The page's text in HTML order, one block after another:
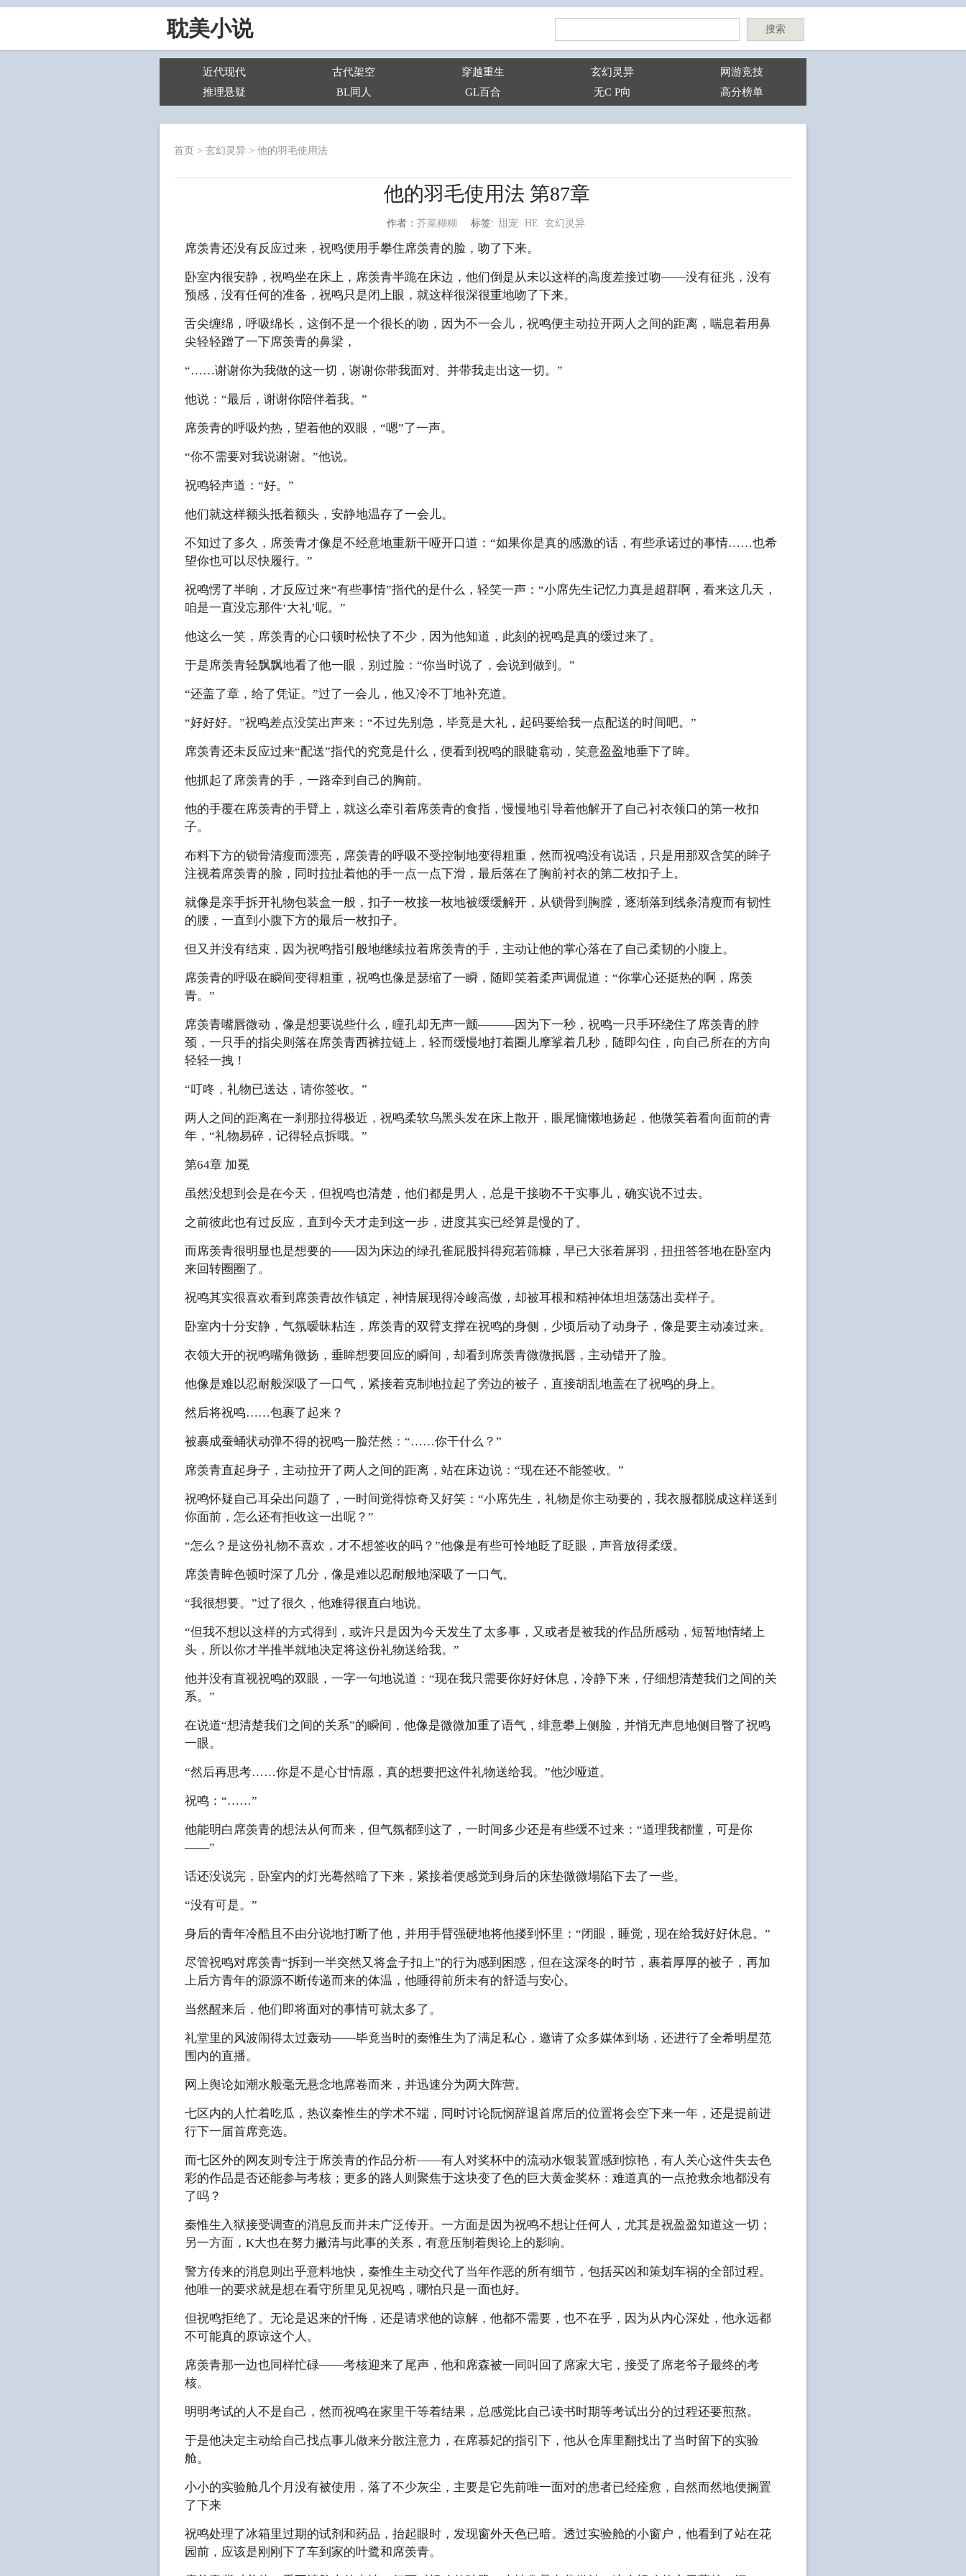
耽美小说 搜索
近代现代 古代架空 穿越重生 玄幻灵异
网游竞技
推理悬疑
BL同人 GL百合 无C P向 高分榜单
首页 > 玄幻灵异 > 他的羽毛使用法
他的羽毛使用法 第87章
作者： 芥菜糊糊 标签: 甜宠 HE 玄幻灵异
席羡青还没有反应过来，祝鸣便用手攀住席羡青的脸，吻了下来。
卧室内很安静，祝鸣坐在床上，席羡青半跪在床边，他们倒是从未以这样的高度差接过吻——没有征兆，没有
预感，没有任何的准备，祝鸣只是闭上眼，就这样很深很重地吻了下来。
舌尖缠绵，呼吸绵长，这倒不是一个很长的吻，因为不一会儿，祝鸣便主动拉开两人之间的距离，喘息着用鼻
尖轻轻蹭了一下席羡青的鼻梁，
“……谢谢你为我做的这一切，谢谢你带我面对、并带我走出这一切。”
他说：“最后，谢谢你陪伴着我。”
席羡青的呼吸灼热，望着他的双眼，“嗯”了一声。
“你不需要对我说谢谢。”他说。
祝鸣轻声道：“好。”
他们就这样额头抵着额头，安静地温存了一会儿。
不知过了多久，席羡青才像是不经意地重新干哑开口道：“如果你是真的感激的话，有些承诺过的事情……也希
望你也可以尽快履行。”
祝鸣愣了半晌，才反应过来“有些事情”指代的是什么，轻笑一声：“小席先生记忆力真是超群啊，看来这几天，
咱是一直没忘那件‘大礼’呢。”
他这么一笑，席羡青的心口顿时松快了不少，因为他知道，此刻的祝鸣是真的缓过来了。
于是席羡青轻飘飘地看了他一眼，别过脸：“你当时说了，会说到做到。”
“还盖了章，给了凭证。”过了一会儿，他又冷不丁地补充道。
“好好好。”祝鸣差点没笑出声来：“不过先别急，毕竟是大礼，起码要给我一点配送的时间吧。”
席羡青还未反应过来“配送”指代的究竟是什么，便看到祝鸣的眼睫翕动，笑意盈盈地垂下了眸。
他抓起了席羡青的手，一路牵到自己的胸前。
他的手覆在席羡青的手臂上，就这么牵引着席羡青的食指，慢慢地引导着他解开了自己衬衣领口的第一枚扣
子。
布料下方的锁骨清瘦而漂亮，席羡青的呼吸不受控制地变得粗重，然而祝鸣没有说话，只是用那双含笑的眸子
注视着席羡青的脸，同时拉扯着他的手一点一点下滑，最后落在了胸前衬衣的第二枚扣子上。
就像是亲手拆开礼物包装盒一般，扣子一枚接一枚地被缓缓解开，从锁骨到胸膛，逐渐落到线条清瘦而有韧性
的腰，一直到小腹下方的最后一枚扣子。
但又并没有结束，因为祝鸣指引般地继续拉着席羡青的手，主动让他的掌心落在了自己柔韧的小腹上。
席羡青的呼吸在瞬间变得粗重，祝鸣也像是瑟缩了一瞬，随即笑着柔声调侃道：“你掌心还挺热的啊，席羡
青。”
席羡青嘴唇微动，像是想要说些什么，瞳孔却无声一颤———因为下一秒，祝鸣一只手环绕住了席羡青的脖
颈，一只手的指尖则落在席羡青西裤拉链上，轻而缓慢地打着圈儿摩挲着几秒，随即勾住，向自己所在的方向
轻轻一拽！
“叮咚，礼物已送达，请你签收。”
两人之间的距离在一刹那拉得极近，祝鸣柔软乌黑头发在床上散开，眼尾慵懒地扬起，他微笑着看向面前的青
年，“礼物易碎，记得轻点拆哦。”
第64章 加冕
虽然没想到会是在今天，但祝鸣也清楚，他们都是男人，总是干接吻不干实事儿，确实说不过去。
之前彼此也有过反应，直到今天才走到这一步，进度其实已经算是慢的了。
而席羡青很明显也是想要的——因为床边的绿孔雀屁股抖得宛若筛糠，早已大张着屏羽，扭扭答答地在卧室内
来回转圈圈了。
祝鸣其实很喜欢看到席羡青故作镇定，神情展现得冷峻高傲，却被耳根和精神体坦坦荡荡出卖样子。
卧室内十分安静，气氛暧昧粘连，席羡青的双臂支撑在祝鸣的身侧，少顷后动了动身子，像是要主动凑过来。
衣领大开的祝鸣嘴角微扬，垂眸想要回应的瞬间，却看到席羡青微微抿唇，主动错开了脸。
他像是难以忍耐般深吸了一口气，紧接着克制地拉起了旁边的被子，直接胡乱地盖在了祝鸣的身上。
然后将祝鸣……包裹了起来？
被裹成蚕蛹状动弹不得的祝鸣一脸茫然：“……你干什么？”
席羡青直起身子，主动拉开了两人之间的距离，站在床边说：“现在还不能签收。”
祝鸣怀疑自己耳朵出问题了，一时间觉得惊奇又好笑：“小席先生，礼物是你主动要的，我衣服都脱成这样送到
你面前，怎么还有拒收这一出呢？”
“怎么？是这份礼物不喜欢，才不想签收的吗？”他像是有些可怜地眨了眨眼，声音放得柔缓。
席羡青眸色顿时深了几分，像是难以忍耐般地深吸了一口气。
“我很想要。”过了很久，他难得很直白地说。
“但我不想以这样的方式得到，或许只是因为今天发生了太多事，又或者是被我的作品所感动，短暂地情绪上
头，所以你才半推半就地决定将这份礼物送给我。”
他并没有直视祝鸣的双眼，一字一句地说道：“现在我只需要你好好休息，冷静下来，仔细想清楚我们之间的关
系。”
在说道“想清楚我们之间的关系”的瞬间，他像是微微加重了语气，绯意攀上侧脸，并悄无声息地侧目瞥了祝鸣
一眼。
“然后再思考……你是不是心甘情愿，真的想要把这件礼物送给我。”他沙哑道。
祝鸣：“……”
他能明白席羡青的想法从何而来，但气氛都到这了，一时间多少还是有些缓不过来：“道理我都懂，可是你
——”
话还没说完，卧室内的灯光蓦然暗了下来，紧接着便感觉到身后的床垫微微塌陷下去了一些。
“没有可是。”
身后的青年冷酷且不由分说地打断了他，并用手臂强硬地将他搂到怀里：“闭眼，睡觉，现在给我好好休息。”
尽管祝鸣对席羡青“拆到一半突然又将盒子扣上”的行为感到困惑，但在这深冬的时节，裹着厚厚的被子，再加
上后方青年的源源不断传递而来的体温，他睡得前所未有的舒适与安心。
当然醒来后，他们即将面对的事情可就太多了。
礼堂里的风波闹得太过轰动——毕竟当时的秦惟生为了满足私心，邀请了众多媒体到场，还进行了全希明星范
围内的直播。
网上舆论如潮水般毫无悬念地席卷而来，并迅速分为两大阵营。
七区内的人忙着吃瓜，热议秦惟生的学术不端，同时讨论阮悯辞退首席后的位置将会空下来一年，还是提前进
行下一届首席竞选。
而七区外的网友则专注于席羡青的作品分析——有人对奖杯中的流动水银装置感到惊艳，有人关心这件失去色
彩的作品是否还能参与考核；更多的路人则聚焦于这块变了色的巨大黄金奖杯：难道真的一点抢救余地都没有
了吗？
秦惟生入狱接受调查的消息反而并未广泛传开。一方面是因为祝鸣不想让任何人，尤其是祝盈盈知道这一切；
另一方面，K大也在努力撇清与此事的关系，有意压制着舆论上的影响。
警方传来的消息则出乎意料地快，秦惟生主动交代了当年作恶的所有细节，包括买凶和策划车祸的全部过程。
他唯一的要求就是想在看守所里见见祝鸣，哪怕只是一面也好。
但祝鸣拒绝了。无论是迟来的忏悔，还是请求他的谅解，他都不需要，也不在乎，因为从内心深处，他永远都
不可能真的原谅这个人。
席羡青那一边也同样忙碌——考核迎来了尾声，他和席森被一同叫回了席家大宅，接受了席老爷子最终的考
核。
明明考试的人不是自己，然而祝鸣在家里干等着结果，总感觉比自己读书时期等考试出分的过程还要煎熬。
于是他决定主动给自己找点事儿做来分散注意力，在席慕妃的指引下，他从仓库里翻找出了当时留下的实验
舱。
小小的实验舱几个月没有被使用，落了不少灰尘，主要是它先前唯一面对的患者已经痊愈，自然而然地便搁置
了下来
祝鸣处理了冰箱里过期的试剂和药品，抬起眼时，发现窗外天色已暗。透过实验舱的小窗户，他看到了站在花
园前，应该是刚刚下了车到家的叶鹭和席羡青。